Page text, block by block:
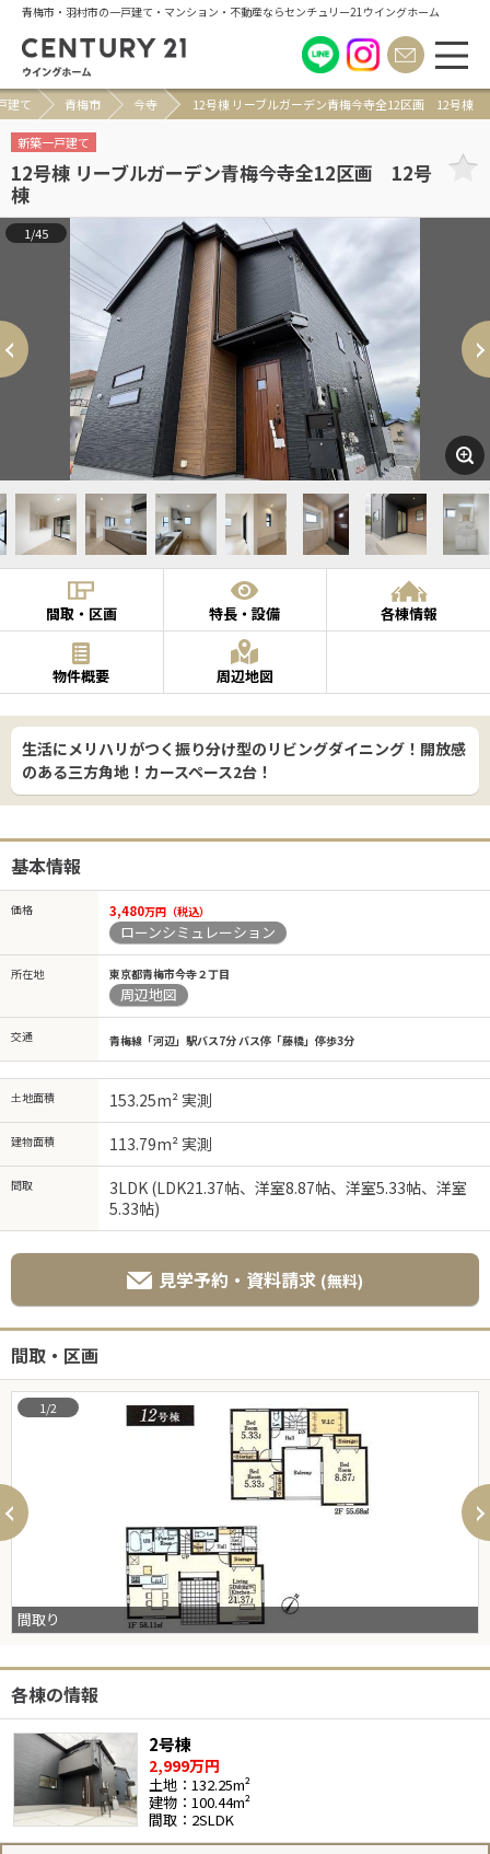
青梅市・羽村市の一戸建て・マンション・不動産ならセンチュリー21ウイングホーム
建て 青梅市 今寺 12号棟 リーブルガーデン青梅今寺全12区画 12号棟
新築一戸建て
12号棟 リーブルガーデン青梅今寺全12区画 12号
棟
1/45
間取・区画 特長・設備 各棟情報
物件概要 周辺地図
生活にメリハリがつく振り分け型のリビングダイニング！開放感
のある三方角地！カースペース2台！
基本情報
価格 3,480万円（税込）
ローンシミュレーション
所在地 東京都青梅市今寺２丁目
周辺地図
交通 青梅線「河辺」駅バス7分 バス停「藤橋」停歩3分
土地面積 153.25m² 実測
建物面積 113.79m² 実測
間取
3LDK (LDK21.37帖、洋室8.87帖、洋室5.33帖、洋室
5.33帖)
見学予約・資料請求 (無料)
間取・区画
間取り
1/2
各棟の情報
2号棟
2,999万円
土地：132.25m²
建物：100.44m²
間取：2SLDK